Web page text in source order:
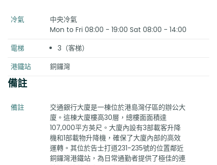
冷氣
中央冷氣
Mon to Fri 08:00 - 19:00 Sat 08:00 - 14:00
電梯
3（客梯）
港鐵站
銅鑼灣
備註
備註
交通銀行大廈是一棟位於港島灣仔區的辦公大
廈。這棟大廈樓高30層，總樓面面積達
107,000平方英尺。大廈內設有3部載客升降
機和1部載物升降機，確保了大廈內部的高效
運轉。其位於告士打道231-235號的位置鄰近
銅鑼灣港鐵站，為日常通勤者提供了極佳的連